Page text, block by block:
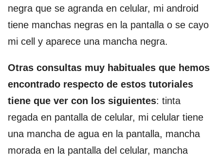
negra que se agranda en celular, mi android
tiene manchas negras en la pantalla o se cayo
mi cell y aparece una mancha negra.
Otras consultas muy habituales que hemos
encontrado respecto de estos tutoriales
tiene que ver con los siguientes: tinta
regada en pantalla de celular, mi celular tiene
una mancha de agua en la pantalla, mancha
morada en la pantalla del celular, mancha